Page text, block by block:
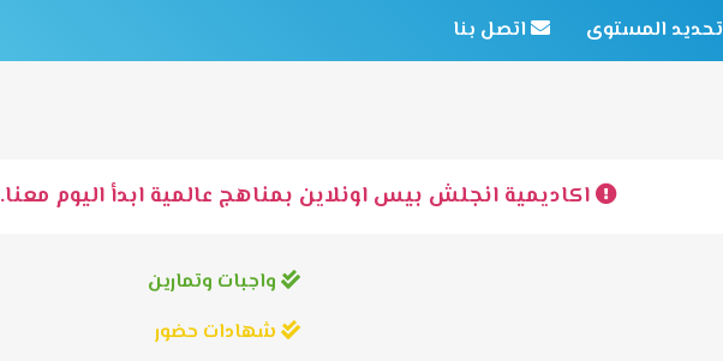
تحديد المستوى اتصل بنا
اكاديمية انجلش بيس اونلاين بمناهج عالمية ابدأ اليوم معنا.
واجبات وتمارين
شهادات حضور